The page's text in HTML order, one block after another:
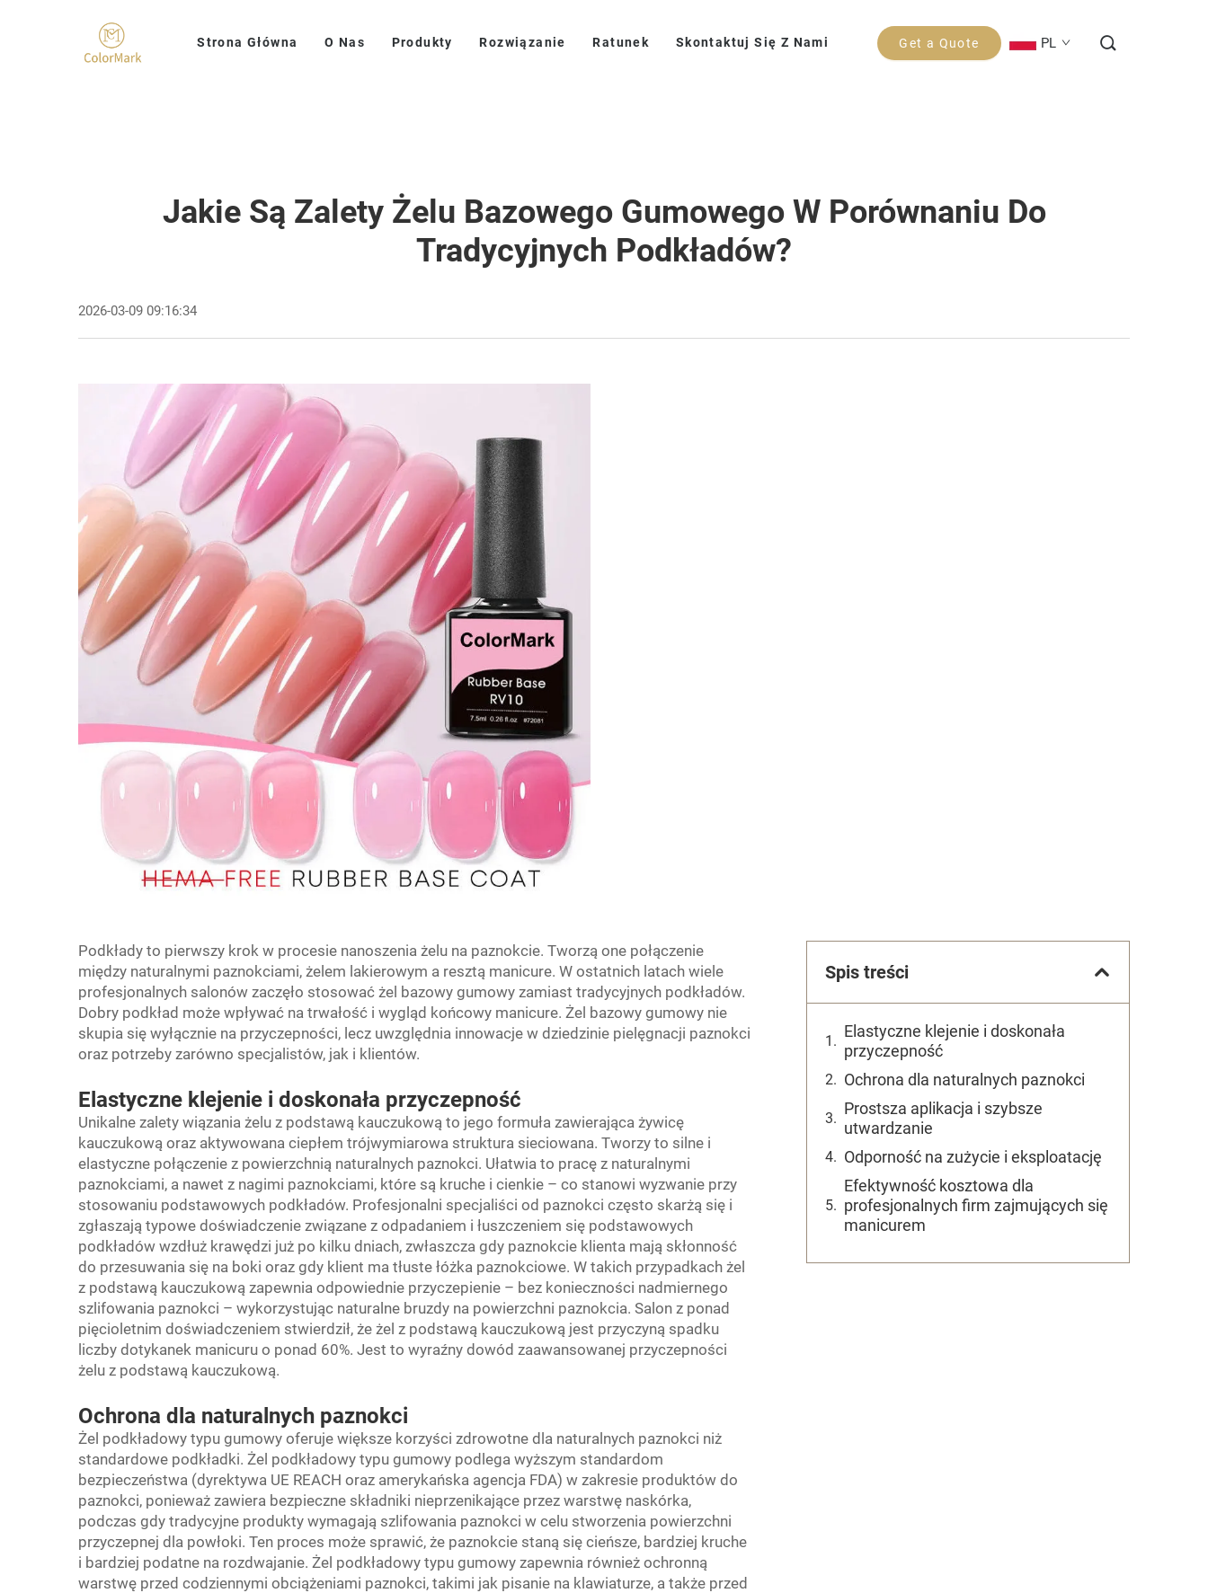
Strona Główna O Nas Produkty Rozwiązanie Ratunek Skontaktuj Się Z Nami Get a Quote PL
Jakie Są Zalety Żelu Bazowego Gumowego W Porównaniu Do
Tradycyjnych Podkładów?
2026-03-09 09:16:34
Podkłady to pierwszy krok w procesie nanoszenia żelu na paznokcie. Tworzą one połączenie
między naturalnymi paznokciami, żelem lakierowym a resztą manicure. W ostatnich latach wiele
profesjonalnych salonów zaczęło stosować żel bazowy gumowy zamiast tradycyjnych podkładów.
Dobry podkład może wpływać na trwałość i wygląd końcowy manicure. Żel bazowy gumowy nie
skupia się wyłącznie na przyczepności, lecz uwzględnia innowacje w dziedzinie pielęgnacji paznokci
oraz potrzeby zarówno specjalistów, jak i klientów.
Elastyczne klejenie i doskonała przyczepność
Unikalne zalety wiązania żelu z podstawą kauczukową to jego formuła zawierająca żywicę
kauczukową oraz aktywowana ciepłem trójwymiarowa struktura sieciowana. Tworzy to silne i
elastyczne połączenie z powierzchnią naturalnych paznokci. Ułatwia to pracę z naturalnymi
paznokciami, a nawet z nagimi paznokciami, które są kruche i cienkie – co stanowi wyzwanie przy
stosowaniu podstawowych podkładów. Profesjonalni specjaliści od paznokci często skarżą się i
zgłaszają typowe doświadczenie związane z odpadaniem i łuszczeniem się podstawowych
podkładów wzdłuż krawędzi już po kilku dniach, zwłaszcza gdy paznokcie klienta mają skłonność
do przesuwania się na boki oraz gdy klient ma tłuste łóżka paznokciowe. W takich przypadkach żel
z podstawą kauczukową zapewnia odpowiednie przyczepienie – bez konieczności nadmiernego
szlifowania paznokci – wykorzystując naturalne bruzdy na powierzchni paznokcia. Salon z ponad
pięcioletnim doświadczeniem stwierdził, że żel z podstawą kauczukową jest przyczyną spadku
liczby dotykanek manicuru o ponad 60%. Jest to wyraźny dowód zaawansowanej przyczepności
żelu z podstawą kauczukową.
Ochrona dla naturalnych paznokci
Żel podkładowy typu gumowy oferuje większe korzyści zdrowotne dla naturalnych paznokci niż
standardowe podkładki. Żel podkładowy typu gumowy podlega wyższym standardom
bezpieczeństwa (dyrektywa UE REACH oraz amerykańska agencja FDA) w zakresie produktów do
paznokci, ponieważ zawiera bezpieczne składniki nieprzenikające przez warstwę naskórka,
podczas gdy tradycyjne produkty wymagają szlifowania paznokci w celu stworzenia powierzchni
przyczepnej dla powłoki. Ten proces może sprawić, że paznokcie staną się cieńsze, bardziej kruche
i bardziej podatne na rozdwajanie. Żel podkładowy typu gumowy zapewnia również ochronną
warstwę przed codziennymi obciążeniami paznokci, takimi jak pisanie na klawiaturze, a także przed
Spis treści
Elastyczne klejenie i doskonała
przyczepność
Ochrona dla naturalnych paznokci
Prostsza aplikacja i szybsze
utwardzanie
Odporność na zużycie i eksploatację
Efektywność kosztowa dla
profesjonalnych firm zajmujących się
manicurem